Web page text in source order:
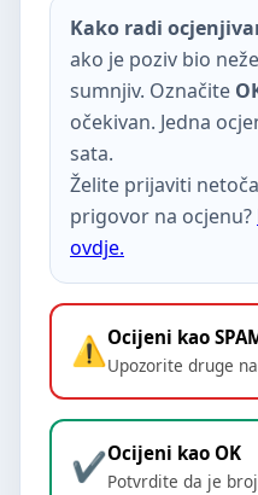
Kako radi
ako je poziv bio
sumnjiv. Označite
očekivan. Jedna
sata.
Želite prijaviti
prigovor na ocjenu?
ovdje.
Ocijeni kao
Upozorite druge
Ocijeni kao OK
Potvrdite da je